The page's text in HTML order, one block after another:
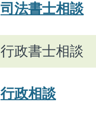
司法書士相談
行政書士相談
行政相談